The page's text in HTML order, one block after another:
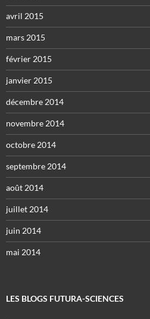
avril 2015
mars 2015
février 2015
janvier 2015
décembre 2014
novembre 2014
octobre 2014
septembre 2014
août 2014
juillet 2014
juin 2014
mai 2014
LES BLOGS FUTURA-SCIENCES